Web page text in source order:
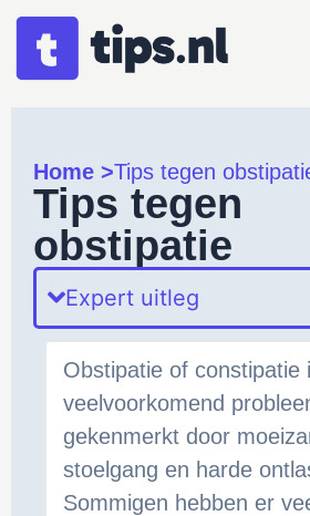
Home >Tips tegen
Tips tegen
obstipatie
Expert uitleg
Obstipatie of constipatie
veelvoorkomend
gekenmerkt door
stoelgang en harde
Sommigen hebben er